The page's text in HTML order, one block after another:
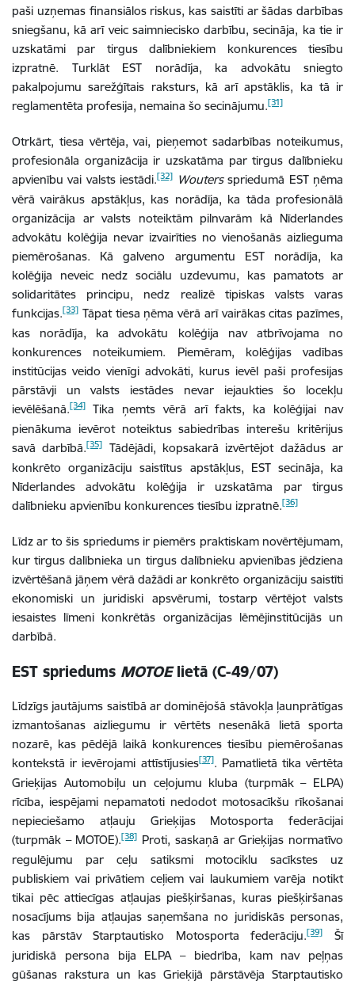
paši uzņemas finansiālos riskus, kas saistīti ar šādas darbības
sniegšanu, kā arī veic saimniecisko darbību, secināja, ka tie ir
uzskatāmi par tirgus dalībniekiem konkurences tiesību
izpratnē. Turklāt EST norādīja, ka advokātu sniegto
pakalpojumu sarežģītais raksturs, kā arī apstāklis, ka tā ir
reglamentēta profesija, nemaina šo secinājumu.[31]
Otrkārt, tiesa vērtēja, vai, pieņemot sadarbības noteikumus,
profesionāla organizācija ir uzskatāma par tirgus dalībnieku
apvienību vai valsts iestādi.[32] Woutersspriedumā EST ņēma
vērā vairākus apstākļus, kas norādīja, ka tāda profesionālā
organizācija ar valsts noteiktām pilnvarām kā Nīderlandes
advokātu kolēģija nevar izvairīties no vienošanās aizlieguma
piemērošanas. Kā galveno argumentu EST norādīja, ka
kolēģija neveic nedz sociālu uzdevumu, kas pamatots ar
solidaritātes principu, nedz realizē tipiskas valsts varas
funkcijas.[33] Tāpat tiesa ņēma vērā arī vairākas citas pazīmes,
kas norādīja, ka advokātu kolēģija nav atbrīvojama no
konkurences noteikumiem. Piemēram, kolēģijas vadības
institūcijas veido vienīgi advokāti, kurus ievēl paši profesijas
pārstāvji un valsts iestādes nevar iejaukties šo locekļu
ievēlēšanā.[34]
Tika ņemts vērā arī fakts, ka kolēģijai nav
pienākuma ievērot noteiktus sabiedrības interešu kritērijus
savā darbībā.[35]
Tādējādi, kopsakarā izvērtējot dažādus ar
konkrēto organizāciju saistītus apstākļus, EST secināja, ka
Nīderlandes advokātu kolēģija ir uzskatāma par tirgus
dalībnieku apvienību konkurences tiesību izpratnē.[36]
Līdz ar to šis spriedums ir piemērs praktiskam novērtējumam,
kur tirgus dalībnieka un tirgus dalībnieku apvienības jēdziena
izvērtēšanā jāņem vērā dažādi ar konkrēto organizāciju saistīti
ekonomiski un juridiski apsvērumi, tostarp vērtējot valsts
iesaistes līmeni konkrētās organizācijas lēmējinstitūcijās un
darbībā.
EST spriedums MOTOElietā (C-49/07)
Līdzīgs jautājums saistībā ar dominējošā stāvokļa ļaunprātīgas
izmantošanas aizliegumu ir vērtēts nesenākā lietā sporta
nozarē, kas pēdējā laikā konkurences tiesību piemērošanas
kontekstā ir ievērojami attīstījusies[37]. Pamatlietā tika vērtēta
Grieķijas Automobiļu un ceļojumu kluba (turpmāk – ELPA)
rīcība, iespējami nepamatoti nedodot motosacīkšu rīkošanai
nepieciešamo atļauju Grieķijas Motosporta federācijai
(turpmāk – MOTOE).[38] Proti, saskaņā ar Grieķijas normatīvo
regulējumu par ceļu satiksmi motociklu sacīkstes uz
publiskiem vai privātiem ceļiem vai laukumiem varēja notikt
tikai pēc attiecīgas atļaujas piešķiršanas, kuras piešķiršanas
nosacījums bija atļaujas saņemšana no juridiskās personas,
kas pārstāv Starptautisko Motosporta federāciju.[39]
Šī
juridiskā persona bija ELPA – biedrība, kam nav peļņas
gūšanas rakstura un kas Grieķijā pārstāvēja Starptautisko